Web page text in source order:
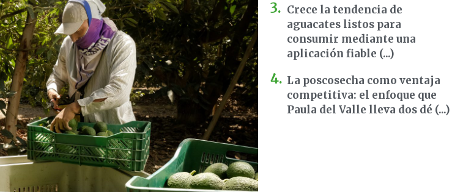
Crece la tendencia de
aguacates listos para
consumir mediante una
aplicación fiable (...)
La poscosecha como ventaja
competitiva: el enfoque que
Paula del Valle lleva dos dé (...)